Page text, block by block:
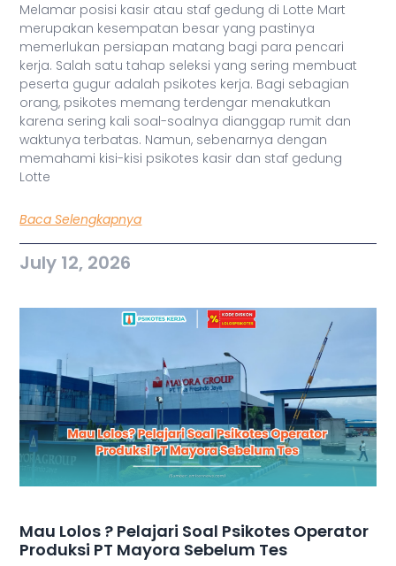
Melamar posisi kasir atau staf gedung di Lotte Mart
merupakan kesempatan besar yang pastinya
memerlukan persiapan matang bagi para pencari
kerja. Salah satu tahap seleksi yang sering membuat
peserta gugur adalah psikotes kerja. Bagi sebagian
orang, psikotes memang terdengar menakutkan
karena sering kali soal-soalnya dianggap rumit dan
waktunya terbatas. Namun, sebenarnya dengan
memahami kisi-kisi psikotes kasir dan staf gedung
Lotte
Baca Selengkapnya
July 12, 2026
Mau Lolos ? Pelajari Soal Psikotes Operator
Produksi PT Mayora Sebelum Tes